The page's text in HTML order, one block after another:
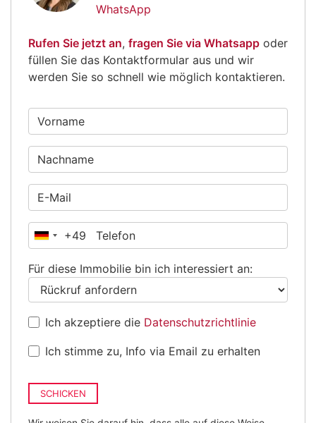
WhatsApp
Rufen Sie jetzt an, fragen Sie via Whatsapp oder
füllen Sie das Kontaktformular aus und wir
werden Sie so schnell wie möglich kontaktieren.
Deutschland
+49
Für diese Immobilie bin ich interessiert an:
Ich akzeptiere die Datenschutzrichtlinie
Ich stimme zu, Info via Email zu erhalten
SCHICKEN